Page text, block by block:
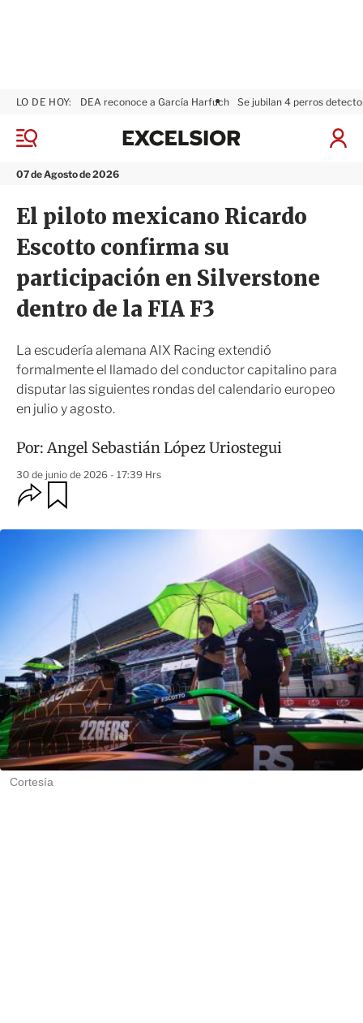
M
n
07 de Agosto de 2026
LO DE HOY: DEA reconoce a García Harfuch Se jubilan 4 perros
I
x
s
i
El piloto mexicano Ricardo
Escotto confirma su
participación en Silverstone
dentro de la FIA F3
La escudería alemana AIX Racing extendió
formalmente el llamado del conductor capitalino para
disputar las siguientes rondas del calendario europeo
en julio y agosto.
Por:Angel Sebastián López Uriostegui
30 de junio de 2026 - 17:39 Hrs
O
p
i
o
m
p
a
r
i
r
r
Cortesía